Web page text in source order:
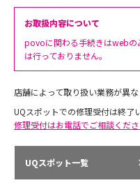
お取扱内容について
povoに関わる手続きはwebの
は行っておりません。
店舗によって取り扱い業務が異な
UQスポットでの修理受付は終了
修理受付はお電話でご相談くだ
UQスポット一覧